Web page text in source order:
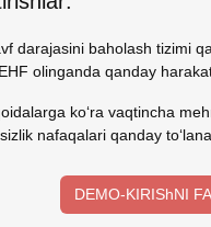
darajasini baholash tizimi
olinganda qanday
koʻra vaqtincha
nafaqalari qanday
DEMO-KIRIShNI